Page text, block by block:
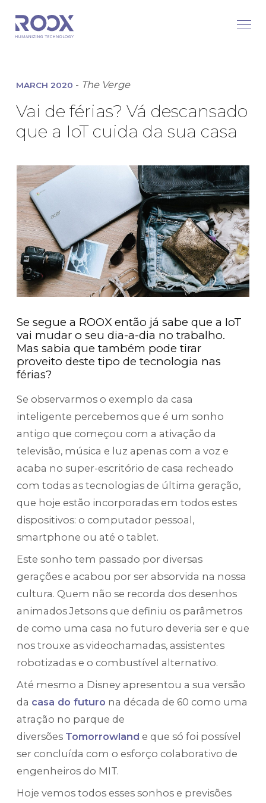
MARCH 2020 - The Verge
Vai de férias? Vá descansado
que a IoT cuida da sua casa
Se segue a ROOX então já sabe que a IoT
vai mudar o seu dia-a-dia no trabalho.
Mas sabia que também pode tirar
proveito deste tipo de tecnologia nas
férias?
Se observarmos o exemplo da casa
inteligente percebemos que é um sonho
antigo que começou com a ativação da
televisão, música e luz apenas com a voz e
acaba no super-escritório de casa recheado
com todas as tecnologias de última geração,
que hoje estão incorporadas em todos estes
dispositivos: o computador pessoal,
smartphone ou até o tablet.
Este sonho tem passado por diversas
gerações e acabou por ser absorvida na nossa
cultura. Quem não se recorda dos desenhos
animados Jetsons que definiu os parâmetros
de como uma casa no futuro deveria ser e que
nos trouxe as videochamadas, assistentes
robotizadas e o combustível alternativo.
Até mesmo a Disney apresentou a sua versão
da casa do futuro na década de 60 como uma
atração no parque de
diversões Tomorrowland e que só foi possível
ser concluída com o esforço colaborativo de
engenheiros do MIT.
Hoje vemos todos esses sonhos e previsões